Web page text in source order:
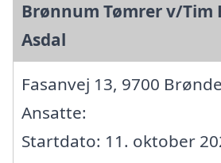
Brønnum Tømrer v/Tim
Asdal
Fasanvej 13, 9700
Ansatte:
Startdato: 11. oktober